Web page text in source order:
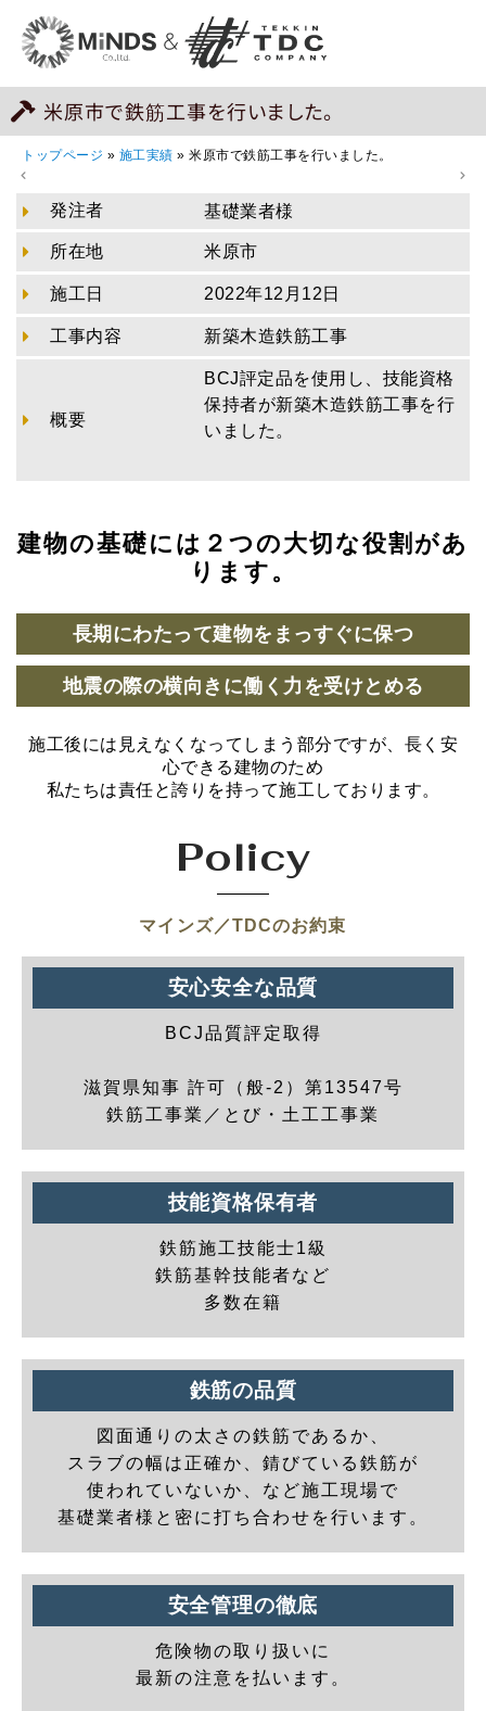
米原市で鉄筋工事を行いました。
トップページ » 施工実績 » 米原市で鉄筋工事を行いました。
発注者 基礎業者様
所在地 米原市
施工日 2022年12月12日
工事内容 新築木造鉄筋工事
概要
BCJ評定品を使用し、技能資格
保持者が新築木造鉄筋工事を行
いました。
建物の基礎には２つの大切な役割があ
ります。
長期にわたって建物をまっすぐに保つ
地震の際の横向きに働く力を受けとめる
施工後には見えなくなってしまう部分ですが、長く安
心できる建物のため
私たちは責任と誇りを持って施工しております。
Policy
マインズ／TDCのお約束
安心安全な品質
BCJ品質評定取得
滋賀県知事 許可（般-2）第13547号
鉄筋工事業／とび・土工工事業
技能資格保有者
鉄筋施工技能士1級
鉄筋基幹技能者など
多数在籍
鉄筋の品質
図面通りの太さの鉄筋であるか、
スラブの幅は正確か、錆びている鉄筋が
使われていないか、など施工現場で
基礎業者様と密に打ち合わせを行います。
安全管理の徹底
危険物の取り扱いに
最新の注意を払います。